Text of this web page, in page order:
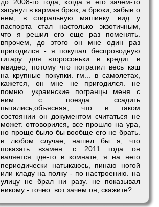
засунул в карман брюк, а брюки, забыв о
нем, в стиральную машинку. вид у
паспорта стал настолько экзотичным,
что я решил его еще раз поменять.
впрочем, до этого он мне один раз
пригодился - я покупал беспроводную
гитару для второсоньки в кредит в
мвидео, потому что потратил весь кэш
на крупные покупки. гм... в самолетах,
кажется, он мне не пригодился. не
помню. украинские погранцы меня с
ним с поезда ссадить
пытались,объясняя, что в таком
состоянии он документом считаться не
может. отговорился, все прошло на ура,
но проще было бы вообще его не брать.
в любом случае, нашел бы я, что
показать взамен. с 2011 года он
валяется где-то в комнате, я на него
периодически натыкаюсь, пинаю ногой
или кладу на полку - по настроению. на
улицу не брал ни разу. не показывал
никому - точно. вот зачем он, скажите?